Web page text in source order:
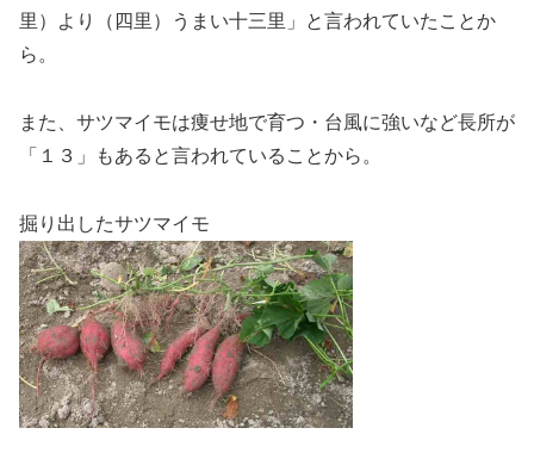
里）より（四里）うまい十三里」と言われていたことか
ら。
また、サツマイモは痩せ地で育つ・台風に強いなど長所が
「１３」もあると言われていることから。
掘り出したサツマイモ